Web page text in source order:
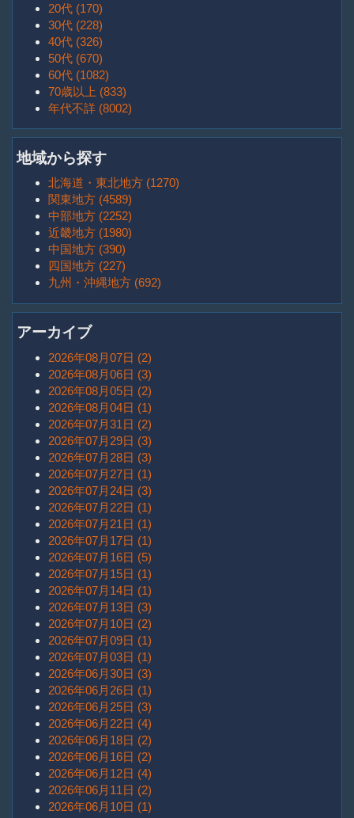
20代 (170)
30代 (228)
40代 (326)
50代 (670)
60代 (1082)
70歳以上 (833)
年代不詳 (8002)
地域から探す
北海道・東北地方 (1270)
関東地方 (4589)
中部地方 (2252)
近畿地方 (1980)
中国地方 (390)
四国地方 (227)
九州・沖縄地方 (692)
アーカイブ
2026年08月07日 (2)
2026年08月06日 (3)
2026年08月05日 (2)
2026年08月04日 (1)
2026年07月31日 (2)
2026年07月29日 (3)
2026年07月28日 (3)
2026年07月27日 (1)
2026年07月24日 (3)
2026年07月22日 (1)
2026年07月21日 (1)
2026年07月17日 (1)
2026年07月16日 (5)
2026年07月15日 (1)
2026年07月14日 (1)
2026年07月13日 (3)
2026年07月10日 (2)
2026年07月09日 (1)
2026年07月03日 (1)
2026年06月30日 (3)
2026年06月26日 (1)
2026年06月25日 (3)
2026年06月22日 (4)
2026年06月18日 (2)
2026年06月16日 (2)
2026年06月12日 (4)
2026年06月11日 (2)
2026年06月10日 (1)